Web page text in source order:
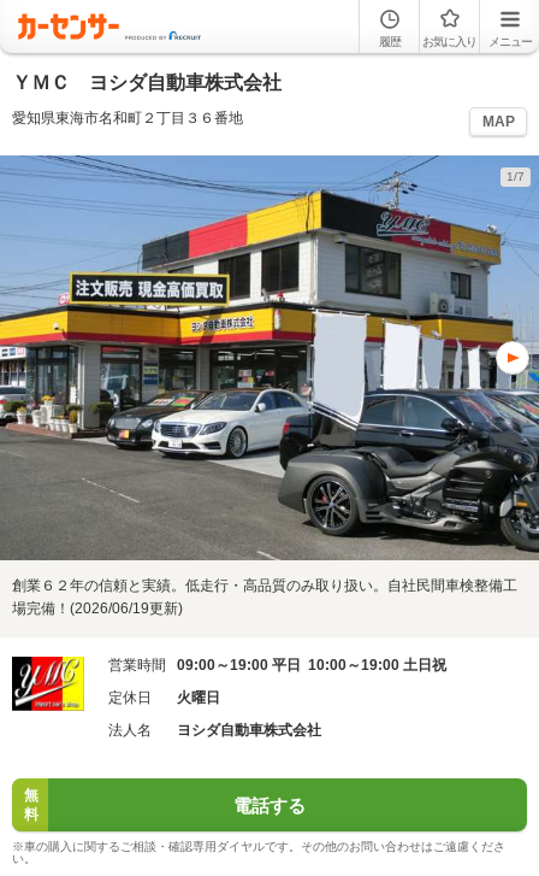
履歴 お気に入り メニュー
ＹＭＣ ヨシダ自動車株式会社
愛知県東海市名和町２丁目３６番地 MAP
1/7
創業６２年の信頼と実績。低走行・高品質のみ取り扱い。自社民間車検整備工
場完備！(2026/06/19更新)
営業時間
09:00～19:00 平日 10:00～19:00 土日祝
定休日
火曜日
法人名
ヨシダ自動車株式会社
無
料
電話する
※車の購入に関するご相談・確認専用ダイヤルです。その他のお問い合わせはご遠慮くださ
い。